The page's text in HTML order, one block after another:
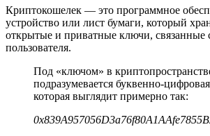
Криптокошелек — это программное
устройство или лист бумаги, который
открытые и приватные ключи, связанные
пользователя.
Под «ключом» в
подразумевается буквенно-
которая выглядит примерно так: